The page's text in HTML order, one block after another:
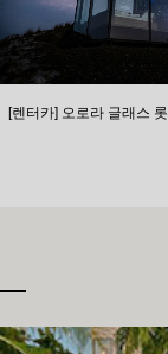
[렌터카] 오로라 글래스